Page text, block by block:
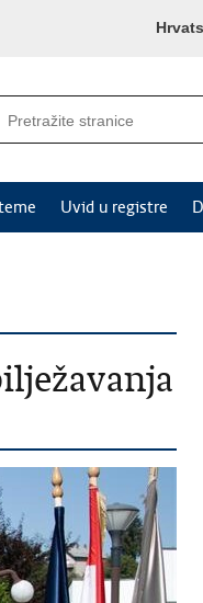
Uvid u registre